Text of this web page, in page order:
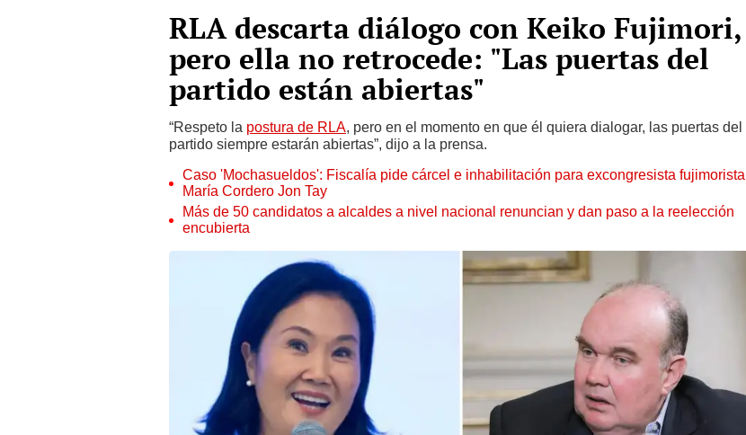
RLA descarta diálogo con Keiko Fujimori,
pero ella no retrocede: "Las puertas del
partido están abiertas"
“Respeto la postura de RLA, pero en el momento en que él quiera dialogar, las puertas del
partido siempre estarán abiertas”, dijo a la prensa.
Caso 'Mochasueldos': Fiscalía pide cárcel e inhabilitación para excongresista fujimorista
María Cordero Jon Tay
Más de 50 candidatos a alcaldes a nivel nacional renuncian y dan paso a la reelección
encubierta